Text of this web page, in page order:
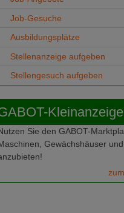
Job-Gesuche
Ausbildungsplätze
Stellenanzeige aufgeben
Stellengesuch aufgeben
Sie den GABOT-
Gewächshäuser